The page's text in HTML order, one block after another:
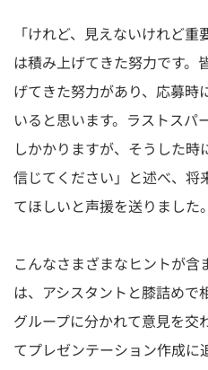
「けれど、見えないけれど
は積み上げてきた努力です。
げてきた努力があり、応募時
いると思います。ラストスパ
しかかりますが、そうした
信じてください」と述べ、将
てほしいと声援を送りました。
こんなさまざまなヒントが
は、アシスタントと膝詰めで
グループに分かれて意見を交
てプレゼンテーション作成に